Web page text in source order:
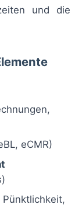
und die
eCMR)